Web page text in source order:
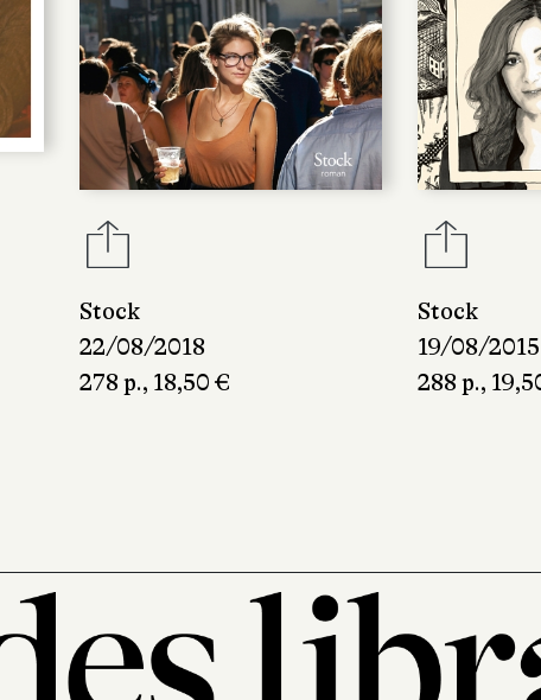
Stock
22/08/2018
278 p., 18,50 €
Stock
19/08/2015
288 p.,